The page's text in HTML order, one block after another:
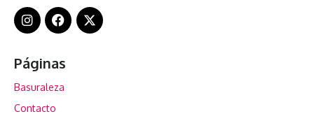
Páginas
Basuraleza
Contacto